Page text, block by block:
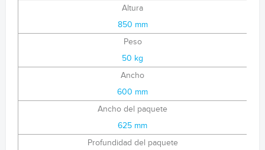
Altura
850 mm
Peso
50 kg
Ancho
600 mm
Ancho del paquete
625 mm
Profundidad del paquete